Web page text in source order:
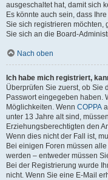
ausgeschaltet hat, damit sich
Es könnte auch sein, dass
Sie sich registrieren möchten,
Sie sich an die Board-
Nach oben
Ich habe mich registriert,
Überprüfen Sie zuerst, ob Sie
Passwort eingegeben haben.
Möglichkeiten. Wenn COPPA
unter 13 Jahre alt sind,
Erziehungsberechtigten den
Wenn dies nicht der Fall ist,
Bei einigen Foren müssen
werden – entweder müssen
Bei der Registrierung wurde
nicht. Wenn Sie eine E-Mail